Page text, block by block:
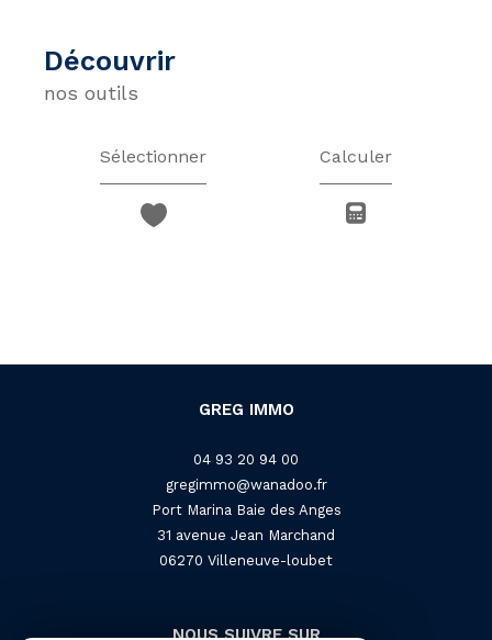
découvrir
nos outils
Sélectionner Calculer
GREG IMMO
04 93 20 94 00
gregimmo@wanadoo.fr
Port Marina Baie des Anges
31 avenue Jean Marchand
06270
villeneuve-loubet
NOUS SUIVRE SUR